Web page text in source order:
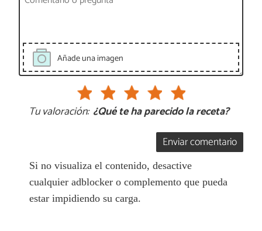
Añade una imagen
Tu valoración: ¿Qué te ha parecido la receta?
Enviar comentario
Si no visualiza el contenido, desactive
cualquier adblocker o complemento que pueda
estar impidiendo su carga.